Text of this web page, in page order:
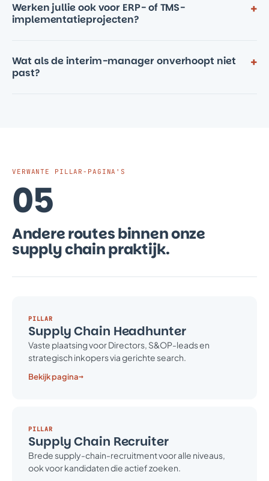
Werken jullie ook voor ERP- of TMS-
implementatieprojecten?
+
Wat als de interim-manager onverhoopt niet
past?
+
VERWANTE PILLAR-PAGINA'S
05
Andere routes binnen onze
supply chain praktijk.
PILLAR
Supply Chain Headhunter
Vaste plaatsing voor Directors, S&OP-leads en
strategisch inkopers via gerichte search.
Bekijk pagina→
PILLAR
Supply Chain Recruiter
Brede supply-chain-recruitment voor alle niveaus,
ook voor kandidaten die actief zoeken.